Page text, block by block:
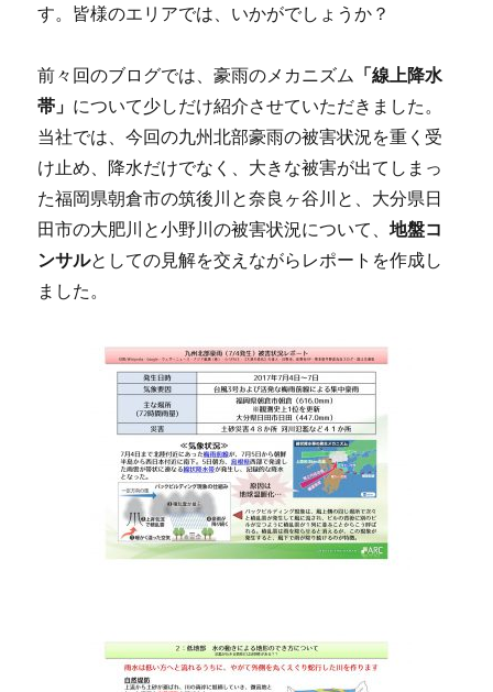
す。皆様のエリアでは、いかがでしょうか？
前々回のブログでは、豪雨のメカニズム 「線上降水
帯」 について少しだけ紹介させていただきました。
当社では、今回の九州北部豪雨の被害状況を重く受
け止め、降水だけでなく、大きな被害が出てしまっ
た福岡県朝倉市の筑後川と奈良ヶ谷川と、大分県日
田市の大肥川と小野川の被害状況について、地盤コ
ンサルとしての見解を交えながらレポートを作成し
ました。